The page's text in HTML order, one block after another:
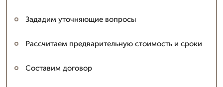
Зададим уточняющие вопросы
Рассчитаем предварительную стоимость и сроки
Составим договор